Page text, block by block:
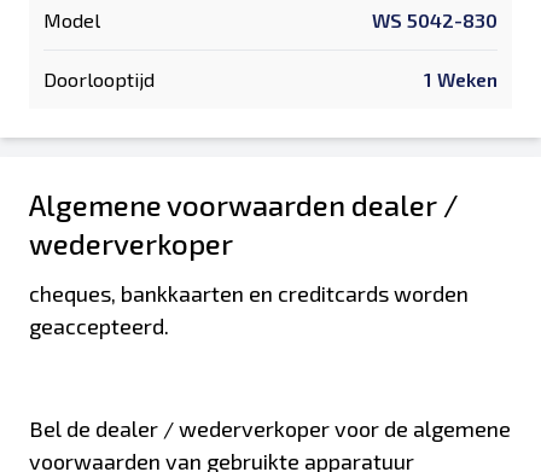
Model WS 5042-830
Doorlooptijd 1 Weken
Algemene voorwaarden dealer /
wederverkoper
cheques, bankkaarten en creditcards worden
geaccepteerd.
Bel de dealer / wederverkoper voor de algemene
voorwaarden van gebruikte apparatuur